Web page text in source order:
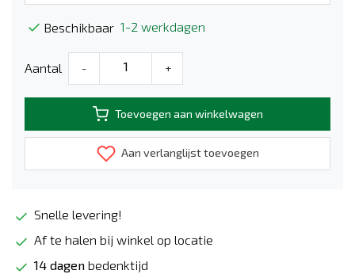
Beschikbaar 1-2 werkdagen
Aantal - +
Toevoegen aan winkelwagen
Aan verlanglijst toevoegen
Snelle levering!
Af te halen bij winkel op locatie
14 dagen bedenktijd